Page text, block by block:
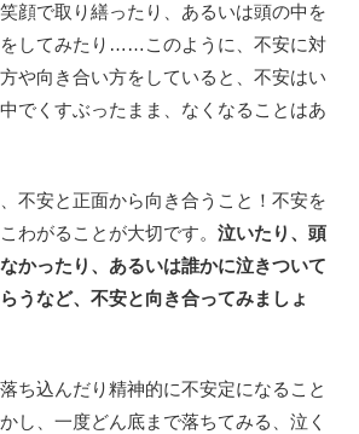
顔で取り繕ったり、あるいは頭の中を
してみたり……このように、不安に対
や向き合い方をしていると、不安はい
でくすぶったまま、なくなることはあ
不安と正面から向き合うこと！不安を
わがることが大切です。 泣いたり、頭
かったり、あるいは誰かに泣きついて
うなど、不安と向き合ってみましょ
ち込んだり精神的に不安定になること
し、一度どん底まで落ちてみる、泣く